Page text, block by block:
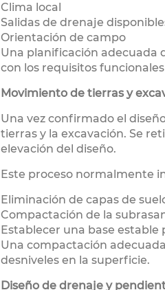
Clima local
Salidas de drenaje
Orientación de campo
Una planificación adecuada
con los requisitos
Movimiento de tierras y
Una vez confirmado el
tierras y la excavación. Se
elevación del diseño.
Este proceso normalmente
Eliminación de capas de
Compactación de la
Establecer una base
Una compactación
desniveles en la superficie.
Diseño de drenaje y